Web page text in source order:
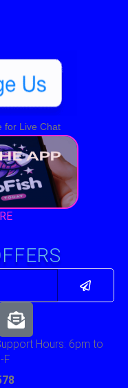
for Live Chat
Submit
Envelope-
open-
textHours: 6pm to
F